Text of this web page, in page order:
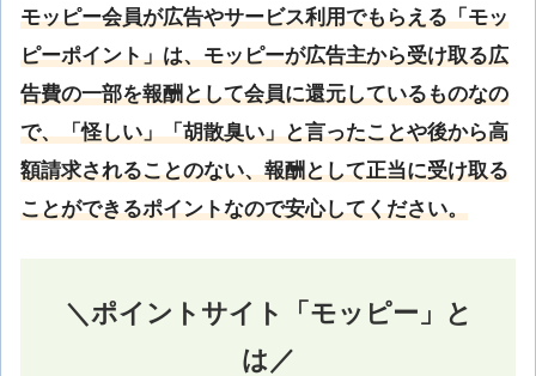
モッピー会員が広告やサービス利用でもらえる「モッ
ピーポイント」は、モッピーが広告主から受け取る広
告費の一部を報酬として会員に還元しているものなの
で、「怪しい」「胡散臭い」と言ったことや後から高
額請求されることのない、報酬として正当に受け取る
ことができるポイントなので安心してください。
＼ポイントサイト「モッピー」と
は／